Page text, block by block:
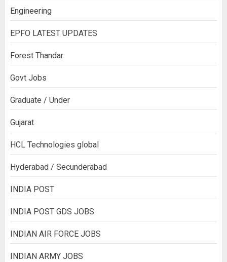
Engineering
EPFO LATEST UPDATES
Forest Thandar
Govt Jobs
Graduate / Under
Gujarat
HCL Technologies global
Hyderabad / Secunderabad
INDIA POST
INDIA POST GDS JOBS
INDIAN AIR FORCE JOBS
INDIAN ARMY JOBS